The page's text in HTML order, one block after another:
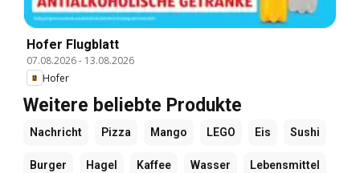
Hofer Flugblatt
07.08.2026- 13.08.2026
Hofer
Weitere beliebte Produkte
Nachricht Pizza Mango LEGO Eis Sushi
Burger Hagel Kaffee Wasser Lebensmittel